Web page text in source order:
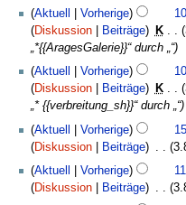
n
g
s
z
u
a
m
m
e
n
a
s
11.
Oktober
2016
Aktuell Vorherige
Diskussion
Beiträge K
„*{{AragesGalerie}}“ durch „“
Aktuell
Vorherige
Diskussion
Beiträge K
„* {{verbreitung_sh}}“ durch „“
Januar
Aktuell Vorherige
Diskussion
Beiträge
K
e
November
Aktuell Vorherige
Diskussion
Beiträge